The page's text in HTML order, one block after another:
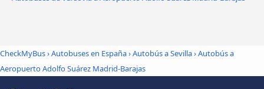
CheckMyBus›Autobuses en España›Autobús a Sevilla›Autobús a
Aeropuerto Adolfo Suárez Madrid-Barajas